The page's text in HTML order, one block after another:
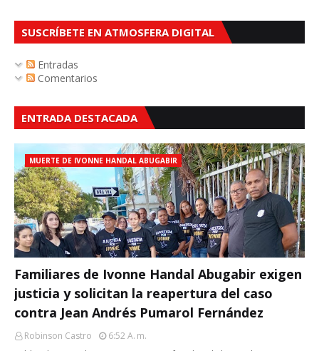
SUSCRÍBETE EN ATMOSFERA DIGITAL
Entradas
Comentarios
ENTRADA DESTACADA
MUERTE DE IVONNE HANDAL ABUGABIR
Familiares de Ivonne Handal Abugabir exigen
justicia y solicitan la reapertura del caso
contra Jean Andrés Pumarol Fernández
Robinson Castro
6:52 A. M.